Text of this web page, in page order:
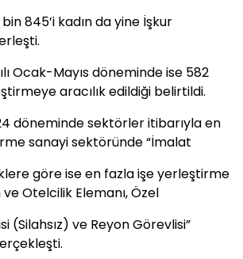
bin 845’i kadın da yine İşkur
Ocak-Mayıs döneminde ise 582
aracılık edildiği belirtildi.
döneminde sektörler itibarıyla en
sanayi sektöründe “İmalat
göre ise en fazla işe yerleştirme
ve Otelcilik Elemanı, Özel
(Silahsız) ve Reyon Görevlisi”